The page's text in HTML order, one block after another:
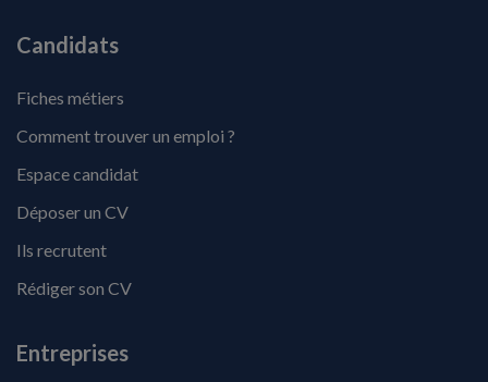
Candidats
Fiches métiers
Comment trouver un emploi ?
Espace candidat
Déposer un CV
Ils recrutent
Rédiger son CV
Entreprises